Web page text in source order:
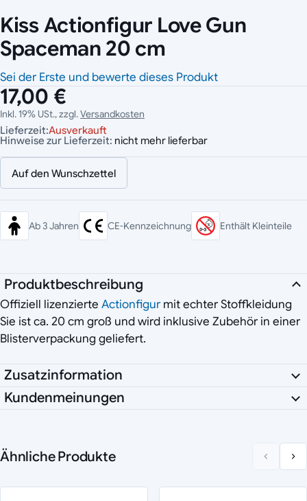
Kiss Actionfigur Love Gun
Spaceman 20 cm
Sei der Erste und bewerte dieses Produkt
17,00 €
Inkl. 19% USt., zzgl.Versandkosten
Lieferzeit:Ausverkauft
Hinweise zur Lieferzeit: nicht mehr lieferbar
Auf den Wunschzettel
Ab 3 Jahren CE-Kennzeichnung Enthält Kleinteile
Produktbeschreibung
Offiziell lizenzierte Actionfigur mit echter Stoffkleidung
Sie ist ca. 20 cm groß und wird inklusive Zubehör in einer
Blisterverpackung geliefert.
Zusatzinformation
Kundenmeinungen
Ähnliche Produkte